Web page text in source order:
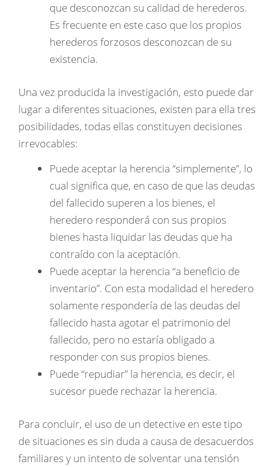
que desconozcan su calidad de herederos.
Es frecuente en este caso que los propios
herederos forzosos desconozcan de su
existencia.
Una vez producida la investigación, esto puede dar
lugar a diferentes situaciones, existen para ella tres
posibilidades, todas ellas constituyen decisiones
irrevocables:
Puede aceptar la herencia “simplemente”, lo
cual significa que, en caso de que las deudas
del fallecido superen a los bienes, el
heredero responderá con sus propios
bienes hasta liquidar las deudas que ha
contraído con la aceptación.
Puede aceptar la herencia “a beneficio de
inventario”. Con esta modalidad el heredero
solamente respondería de las deudas del
fallecido hasta agotar el patrimonio del
fallecido, pero no estaría obligado a
responder con sus propios bienes.
Puede “repudiar” la herencia, es decir, el
sucesor puede rechazar la herencia.
Para concluir, el uso de un detective en este tipo
de situaciones es sin duda a causa de desacuerdos
familiares y un intento de solventar una tensión